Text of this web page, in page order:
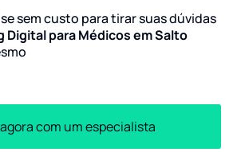
sem custo para tirar suas dúvidas
Digital para Médicos em Salto
com um especialista